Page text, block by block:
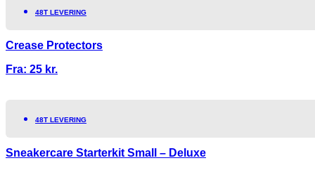
48T LEVERING
Crease Protectors
Fra: 25 kr.
48T LEVERING
Sneakercare Starterkit Small – Deluxe